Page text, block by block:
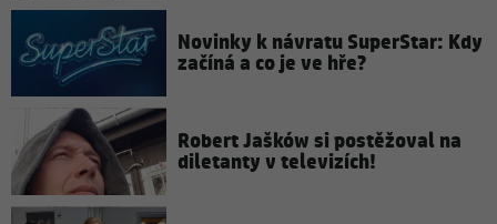
Novinky k návratu SuperStar: Kdy
začíná a co je ve hře?
Robert Jašków si postěžoval na
diletanty v televizích!